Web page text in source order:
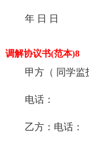
年 日 日
调解协议书(范本)8
甲方（ 同学监
电话：
乙方：电话：